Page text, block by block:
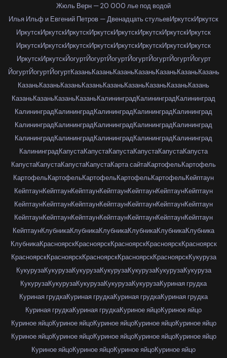
Жюль Верн — 20 000 лье под водой
Илья Ильф и Евгений Петров — Двенадцать стульевИркутскИркутск
ИркутскИркутскИркутскИркутскИркутскИркутскИркутскИркутск
ИркутскИркутскИркутскИркутскИркутскИркутскИркутскИркутск
ИркутскИркутскЙогуртЙогуртЙогуртЙогуртЙогуртЙогуртЙогурт
ЙогуртЙогуртЙогуртКазаньКазаньКазаньКазаньКазаньКазаньКазань
КазаньКазаньКазаньКазаньКазаньКазаньКазаньКазаньКазань
КазаньКазаньКазаньКазаньКалининградКалининградКалининград
КалининградКалининградКалининградКалининградКалининград
КалининградКалининградКалининградКалининградКалининград
КалининградКалининградКалининградКалининградКалининград
КалининградКапустаКапустаКапустаКапустаКапустаКапуста
КапустаКапустаКапустаКапустаКарта сайтаКартофельКартофель
КартофельКартофельКартофельКартофельКартофельКейптаун
КейптаунКейптаунКейптаунКейптаунКейптаунКейптаунКейптаун
КейптаунКейптаунКейптаунКейптаунКейптаунКейптаунКейптаун
КейптаунКейптаунКейптаунКейптаунКейптаунКейптаунКейптаун
КейптаунКлубникаКлубникаКлубникаКлубникаКлубникаКлубника
КлубникаКрасноярскКрасноярскКрасноярскКрасноярскКрасноярск
КрасноярскКрасноярскКрасноярскКрасноярскКрасноярскКукуруза
КукурузаКукурузаКукурузаКукурузаКукурузаКукурузаКукуруза
КукурузаКукурузаКукурузаКукурузаКукурузаКуриная грудка
Куриная грудкаКуриная грудкаКуриная грудкаКуриная грудка
Куриная грудкаКуриная грудкаКуриное яйцоКуриное яйцо
Куриное яйцоКуриное яйцоКуриное яйцоКуриное яйцоКуриное яйцо
Куриное яйцоКуриное яйцоКуриное яйцоКуриное яйцоКуриное яйцо
Куриное яйцоКуриное яйцоКуриное яйцоКуриное яйцо